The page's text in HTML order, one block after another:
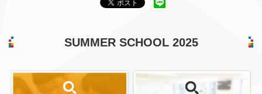
SUMMER SCHOOL 2025